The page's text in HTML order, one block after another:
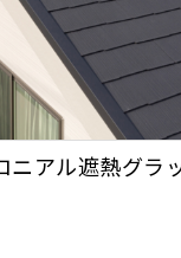
ニアル遮熱グラ